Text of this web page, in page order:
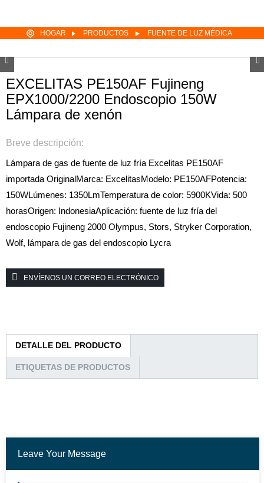
HOGAR PRODUCTOS FUENTE DE LUZ MÉDICA
EXCELITAS PE150AF Fujineng
EPX1000/2200 Endoscopio 150W
Lámpara de xenón
Breve descripción:
Lámpara de gas de fuente de luz fría Excelitas PE150AF
importada OriginalMarca: ExcelitasModelo: PE150AFPotencia:
150WLúmenes: 1350LmTemperatura de color: 5900KVida: 500
horasOrigen: IndonesiaAplicación: fuente de luz fría del
endoscopio Fujineng 2000 Olympus, Stors, Stryker Corporation,
Wolf, lámpara de gas del endoscopio Lycra
ENVÍENOS UN CORREO ELECTRÓNICO
DETALLE DEL PRODUCTO
ETIQUETAS DE PRODUCTOS